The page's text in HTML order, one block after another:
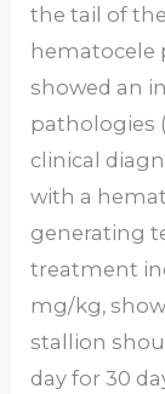
the tail of
hematocele
showed an
pathologies
clinical
with a
generating
treatment
mg/kg,
stallion
day for 30